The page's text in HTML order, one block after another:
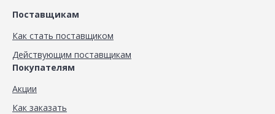
Поставщикам
Как стать поставщиком
Действующим поставщикам
Покупателям
Акции
Как заказать